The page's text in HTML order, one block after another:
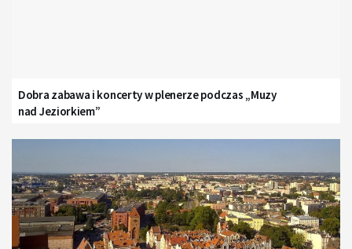
Dobra zabawa i koncerty w plenerze podczas „Muzy
nad Jeziorkiem”